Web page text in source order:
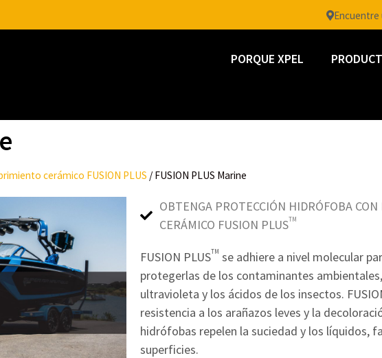
Encuentre
PORQUE XPEL
cerámico FUSION PLUS / FUSION PLUS Marine
OBTENGA PROTECCIÓN HIDRÓFOBA
CERÁMICO FUSION PLUSTM
FUSION PLUSTM se adhiere a nivel molecular
protegerlas de los contaminantes
ultravioleta y los ácidos de los insectos.
resistencia a los arañazos leves y la
hidrófobas repelen la suciedad y los líquidos,
superficies.